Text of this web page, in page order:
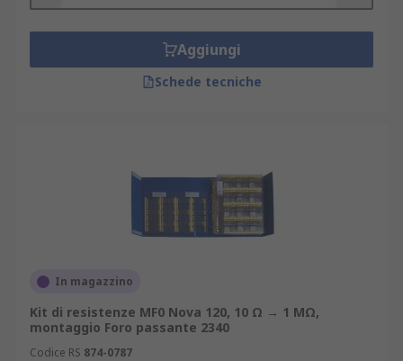
Aggiungi
Schede tecniche
In magazzino
Kit di resistenze MF0 Nova 120, 10 Ω → 1 MΩ,
montaggio Foro passante 2340
Codice RS 874-0787